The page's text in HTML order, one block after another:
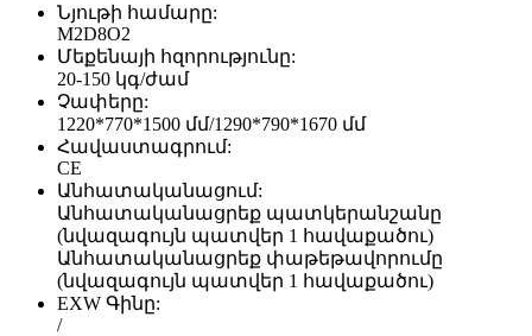
Նյութի համարը:
M2D8O2
Մեքենայի հզորությունը:
20-150 կգ/ժամ
Չափերը:
1220*770*1500 մմ/1290*790*1670 մմ
Հավաստագրում:
CE
Անհատականացում:
Անհատականացրեք պատկերանշանը
(նվազագույն պատվեր 1 հավաքածու)
Անհատականացրեք փաթեթավորումը
(նվազագույն պատվեր 1 հավաքածու)
EXW Գինը:
/